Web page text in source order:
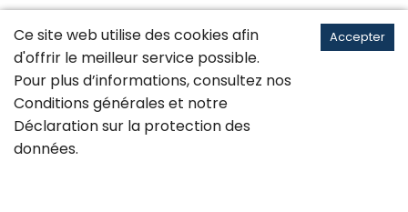
Ce site web utilise des cookies afin
d'offrir le meilleur service possible.
Pour plus d’informations, consultez nos
Conditions générales et notre
Déclaration sur la protection des
données.
Accepter